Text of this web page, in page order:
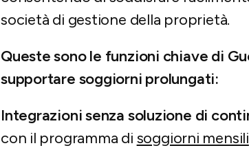
società di gestione della proprietà.
Queste sono le funzioni chiave di
supportare soggiorni prolungati:
Integrazioni senza soluzione di
con il programma di soggiorni mensili